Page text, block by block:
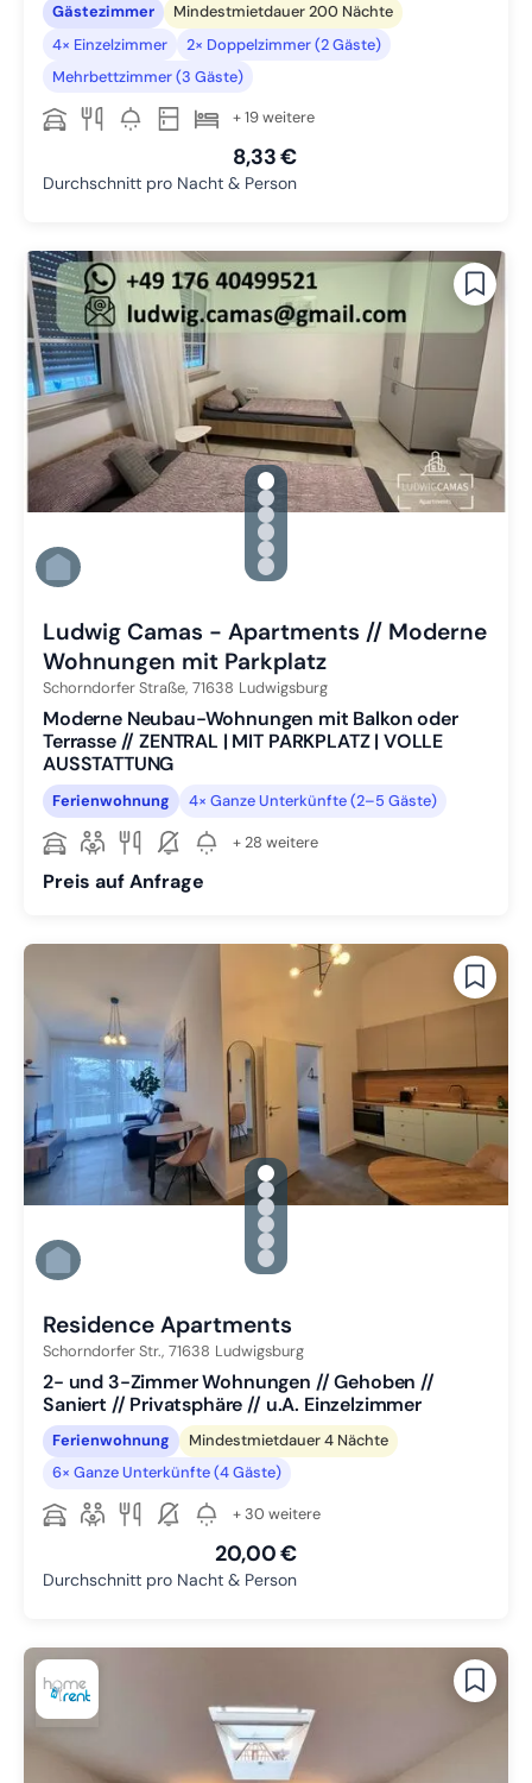
Gästezimmer
Mindestmietdauer 200 Nächte
4× Einzelzimmer
2× Doppelzimmer (2 Gäste)
Mehrbettzimmer (3 Gäste)
+ 19 weitere
8,33 €
Durchschnitt pro Nacht & Person
gallery.slide_selector
Zu Slide 1 wechseln
Zu Slide 2 wechseln
Zu Slide 3 wechseln
Zu Slide 4 wechseln
Zu Slide 5 wechseln
Zu Slide 6 wechseln
Ludwig Camas - Apartments // Moderne
Wohnungen mit Parkplatz
Schorndorfer Straße, 71638 Ludwigsburg
Moderne Neubau-Wohnungen mit Balkon oder
Terrasse // ZENTRAL | MIT PARKPLATZ | VOLLE
AUSSTATTUNG
Ferienwohnung 4× Ganze Unterkünfte (2–5 Gäste)
+ 28 weitere
Preis auf Anfrage
gallery.slide_selector
Zu Slide 1 wechseln
Zu Slide 2 wechseln
Zu Slide 3 wechseln
Zu Slide 4 wechseln
Zu Slide 5 wechseln
Zu Slide 6 wechseln
Residence Apartments
Schorndorfer Str., 71638 Ludwigsburg
2- und 3-Zimmer Wohnungen // Gehoben //
Saniert // Privatsphäre // u.A. Einzelzimmer
Ferienwohnung
Mindestmietdauer 4 Nächte
6× Ganze Unterkünfte (4 Gäste)
+ 30 weitere
20,00 €
Durchschnitt pro Nacht & Person